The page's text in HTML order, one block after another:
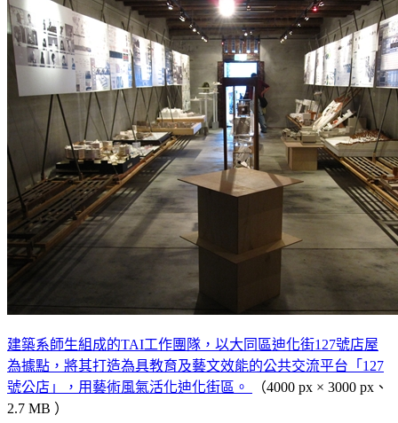
建築系師生組成的TAI工作團隊，以大同區迪化街127號店屋
為據點，將其打造為具教育及藝文效能的公共交流平台「127
號公店」，用藝術風氣活化迪化街區。
（4000 px × 3000 px、
2.7 MB ）